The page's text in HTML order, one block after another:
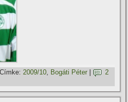
Címke: 2009/10, Bogáti Péter
2